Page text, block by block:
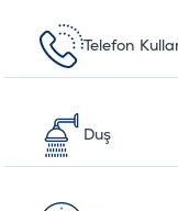
Telefon
Duş